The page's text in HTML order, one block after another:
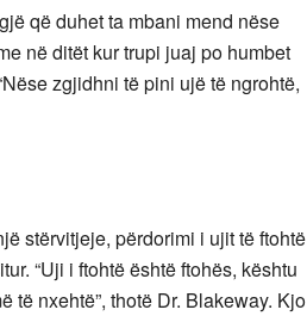
që duhet ta mbani mend nëse
në ditët kur trupi juaj po humbet
zgjidhni të pini ujë të ngrohtë,
stërvitjeje, përdorimi i ujit të ftohtë
“Uji i ftohtë është ftohës, kështu
të nxehtë”, thotë Dr. Blakeway. Kjo